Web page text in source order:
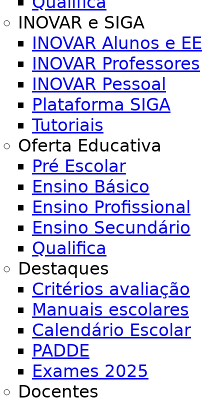
INOVAR e SIGA
INOVAR Alunos e EE
INOVAR Professores
INOVAR Pessoal
Plataforma SIGA
Tutoriais
Oferta Educativa
Pré Escolar
Ensino Básico
Ensino Profissional
Ensino Secundário
Qualifica
Destaques
Critérios avaliação
Manuais escolares
Calendário Escolar
PADDE
Exames 2025
Docentes